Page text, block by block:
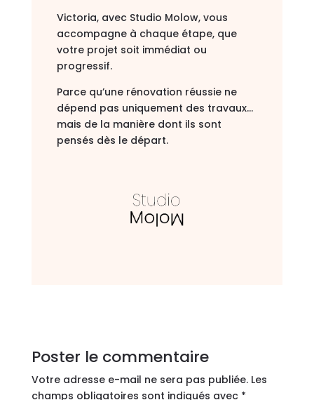
Victoria, avec Studio Molow, vous
accompagne à chaque étape, que
votre projet soit immédiat ou
progressif.
Parce qu’une rénovation réussie ne
dépend pas uniquement des travaux…
mais de la manière dont ils sont
pensés dès le départ.
Poster le commentaire
Votre adresse e-mail ne sera pas publiée. Les
champs obligatoires sont indiqués avec *